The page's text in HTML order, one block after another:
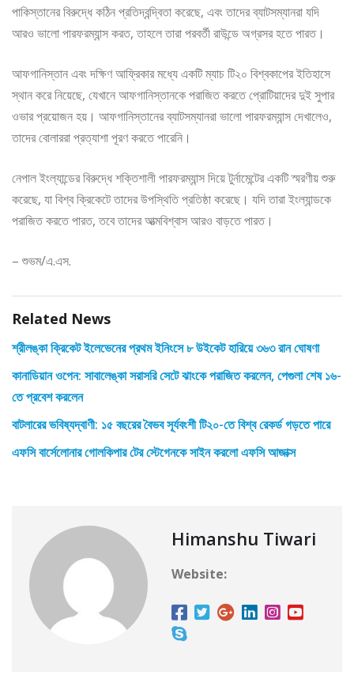
পাকিস্তানের বিরুদ্ধে কঠিন প্রতিদ্বন্দ্বিতা করেছে, এবং তাদের ব্যাটসম্যানরা যদি
আরও ভালো পারফরম্যান্স করত, তাহলে তারা পরবর্তী রাউন্ডে অগ্রসর হতে পারত।
আফগানিস্তান এবং দক্ষিণ আফ্রিকার মধ্যে একটি ম্যাচ টি২০ বিশ্বকাপের ইতিহাসে
স্থান করে নিয়েছে, যেখানে আফগানিস্তানকে পরাজিত করতে প্রোটিয়াদের দুই সুপার
ওভার প্রয়োজন হয়। আফগানিস্তানের ব্যাটসম্যানরা ভালো পারফরম্যান্স দেখালেও,
তাদের বোলাররা প্রত্যাশা পূরণ করতে পারেনি।
নেপাল ইংল্যান্ডের বিরুদ্ধে শক্তিশালী পারফরম্যান্স দিয়ে টুর্নামেন্টের একটি স্মরণীয় শুরু
করেছে, যা বিশ্ব ক্রিকেটে তাদের উপস্থিতি প্রতিষ্ঠা করেছে। যদি তারা ইংল্যান্ডকে
পরাজিত করতে পারত, তবে তাদের আত্মবিশ্বাস আরও বাড়তে পারত।
– শুভম/এ.এস.
Related News
শ্রীলঙ্কা ক্রিকেট ইলেভেনের প্রথম ইনিংসে ৮ উইকেট হারিয়ে ৩৬৩ রান ঘোষণা
কানাডিয়ান ওপেন: সাবালেঙ্কা সরাসরি সেটে ঝাংকে পরাজিত করলেন, পেগুলা শেষ ১৬-
তে প্রবেশ করলেন
বাটলারের ভবিষ্যদ্বাণী: ১৫ বছরের বৈভব সূর্যবংশী টি২০-তে বিশ্ব রেকর্ড গড়তে পারে
এফসি বার্সেলোনার গোলকিপার টের স্টেগেনকে সাইন করলো এফসি আজাক্স
Himanshu Tiwari
Website: